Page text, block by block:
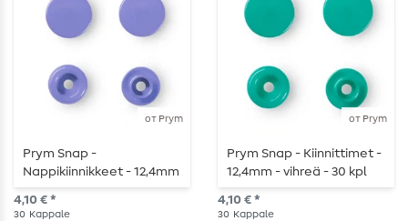
от Prym
Prym Snap -
Nappikiinnikkeet - 12,4mm
- lila - 30 kpl
4,10 € *
30 Kappale
от Prym
Prym Snap - Kiinnittimet -
12,4mm - vihreä - 30 kpl
4,10 € *
30 Kappale